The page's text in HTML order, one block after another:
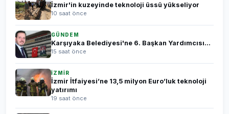
İzmir'in kuzeyinde teknoloji üssü yükseliyor
10 saat önce
GÜNDEM
Karşıyaka Belediyesi'ne 6. Başkan Yardımcısı...
15 saat önce
İZMİR
İzmir İtfaiyesi’ne 13,5 milyon Euro’luk teknoloji
yatırımı
19 saat önce